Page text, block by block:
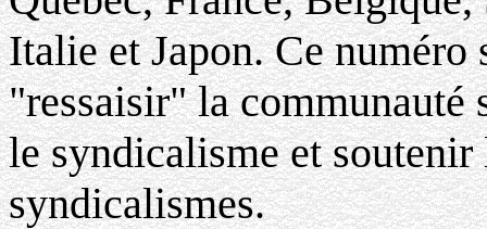
Italie et Japon. Ce
"ressaisir" la
le syndicalisme et soutenir
syndicalismes.